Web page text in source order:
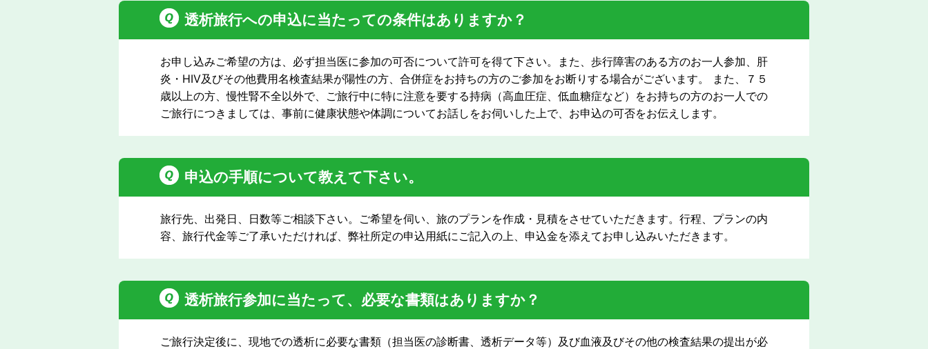
透析旅行への申込に当たっての条件はありますか？
お申し込みご希望の方は、必ず担当医に参加の可否について許可を得て下さい。また、歩行障害のある方のお一人参加、肝
炎・HIV及びその他費用名検査結果が陽性の方、合併症をお持ちの方のご参加をお断りする場合がございます。 また、７５
歳以上の方、慢性腎不全以外で、ご旅行中に特に注意を要する持病（高血圧症、低血糖症など）をお持ちの方のお一人での
ご旅行につきましては、事前に健康状態や体調についてお話しをお伺いした上で、お申込の可否をお伝えします。
申込の手順について教えて下さい。
旅行先、出発日、日数等ご相談下さい。ご希望を伺い、旅のプランを作成・見積をさせていただきます。行程、プランの内
容、旅行代金等ご了承いただければ、弊社所定の申込用紙にご記入の上、申込金を添えてお申し込みいただきます。
透析旅行参加に当たって、必要な書類はありますか？
ご旅行決定後に、現地での透析に必要な書類（担当医の診断書、透析データ等）及び血液及びその他の検査結果の提出が必